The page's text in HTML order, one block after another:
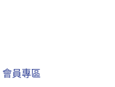
會員專區